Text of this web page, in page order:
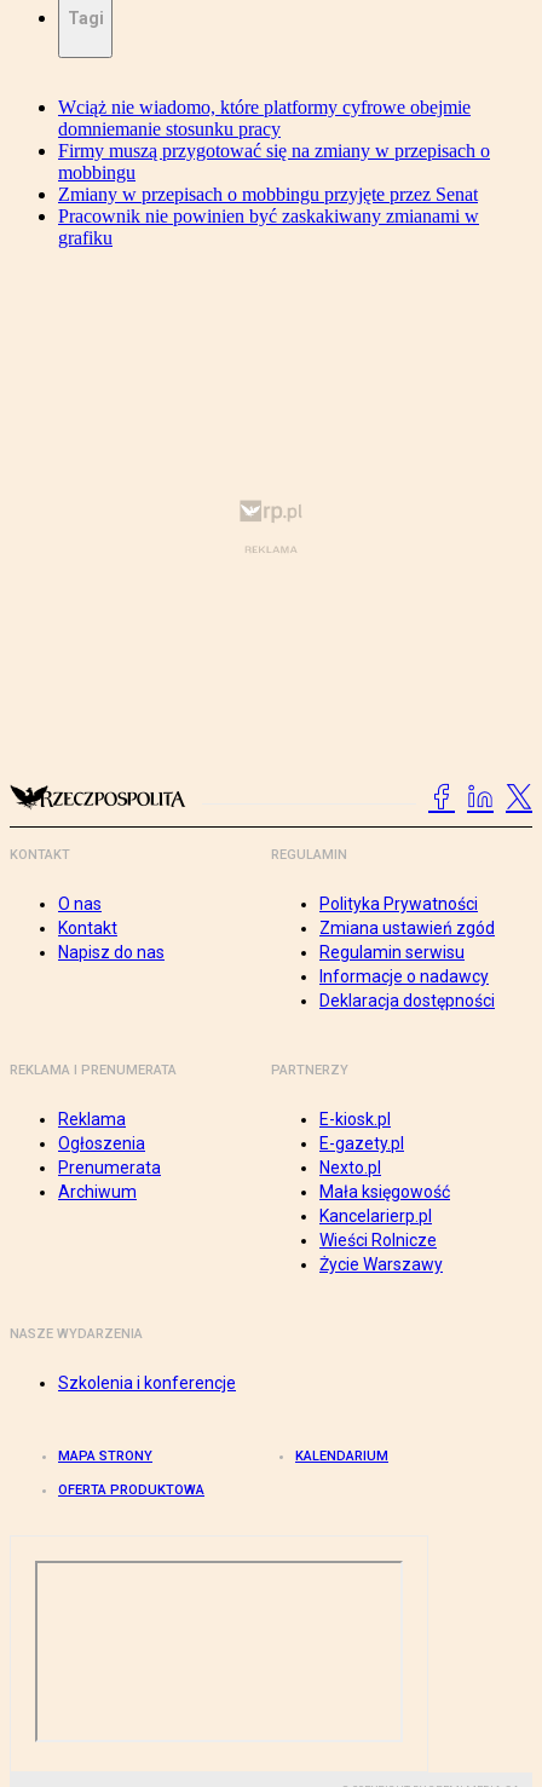
Tagi
Wciąż nie wiadomo, które platformy cyfrowe obejmie
domniemanie stosunku pracy
Firmy muszą przygotować się na zmiany w przepisach o
mobbingu
Zmiany w przepisach o mobbingu przyjęte przez Senat
Pracownik nie powinien być zaskakiwany zmianami w
grafiku
KONTAKT
O nas
Kontakt
Napisz do nas
REGULAMIN
Polityka Prywatności
Zmiana ustawień zgód
Regulamin serwisu
Informacje o nadawcy
Deklaracja dostępności
REKLAMA I PRENUMERATA
Reklama
Ogłoszenia
Prenumerata
Archiwum
PARTNERZY
E-kiosk.pl
E-gazety.pl
Nexto.pl
Mała księgowość
Kancelarierp.pl
Wieści Rolnicze
Życie Warszawy
NASZE WYDARZENIA
Szkolenia i konferencje
MAPA STRONY KALENDARIUM
OFERTA PRODUKTOWA